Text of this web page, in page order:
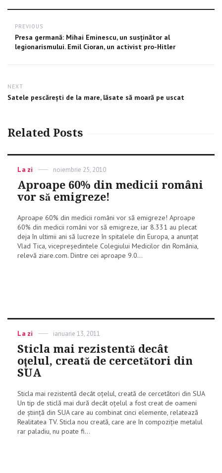
Post
navigation
PREVIOUS
Previous
post:
Presa germană: Mihai Eminescu, un susţinător al
legionarismului. Emil Cioran, un activist pro-Hitler
NEXT
Next
Satele pescărești de la mare, lăsate să moară pe uscat
Related Posts
Categories
La zi
Posted
noiembrie 25, 2010
Aproape 60% din medicii români
vor să emigreze!
Aproape 60% din medicii români vor să emigreze! Aproape
60% din medicii români vor să emigreze, iar 8.331 au plecat
deja în ultimii ani să lucreze în spitalele din Europa, a anunțat
Vlad Tica, vicepreședintele Colegiului Medicilor din România,
relevă ziare.com. Dintre cei aproape 9.0...
Categories
La zi
Posted
ianuarie 13, 2011
Sticla mai rezistentă decât
oţelul, creată de cercetători din
SUA
Sticla mai rezistentă decât oţelul, creată de cercetători din SUA
Un tip de sticlă mai dură decât oțelul a fost creat de oameni
de știință din SUA care au combinat cinci elemente, relatează
Realitatea TV. Sticla nou creată, care are în compoziție metalul
rar paladiu, nu poate fi...